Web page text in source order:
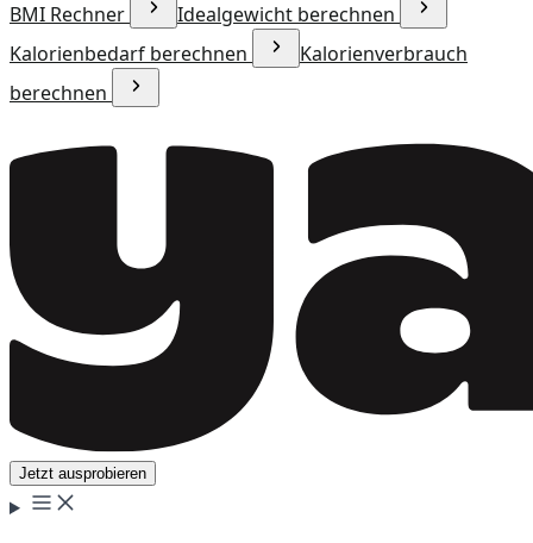
BMI Rechner
Idealgewicht berechnen
Kalorienbedarf berechnen
Kalorienverbrauch
berechnen
Jetzt ausprobieren